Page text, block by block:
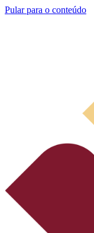
Pular para o conteúdo